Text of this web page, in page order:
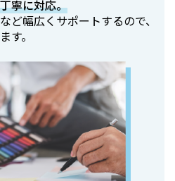
寧に対応。
ど幅広くサポートするので、
す。